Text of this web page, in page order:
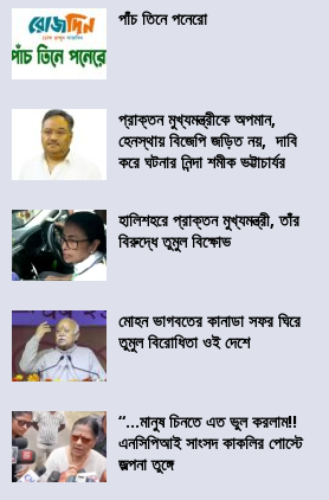
পাঁচ তিনে পনেরো
প্রাক্তন মুখ্যমন্ত্রীকে অপমান,
হেনস্থায় বিজেপি জড়িত নয়, দাবি
করে ঘটনার নিন্দা শমীক ভট্টাচার্যর
হালিশহরে প্রাক্তন মুখ্যমন্ত্রী, তাঁর
বিরুদ্ধে তুমুল বিক্ষোভ
মোহন ভাগবতের কানাডা সফর ঘিরে
তুমুল বিরোধিতা ওই দেশে
“…মানুষ চিনতে এত ভুল করলাম!!
এনসিপিআই সাংসদ কাকলির পোস্টে
জল্পনা তুঙ্গে